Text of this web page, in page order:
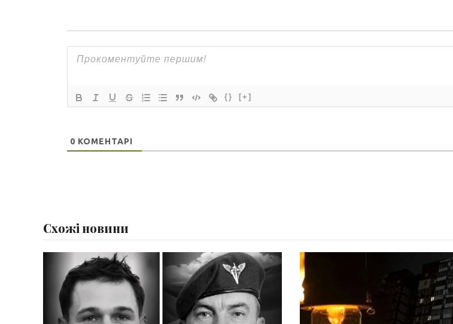
{} [+]
0 КОМЕНТАРІ
Схожі новини